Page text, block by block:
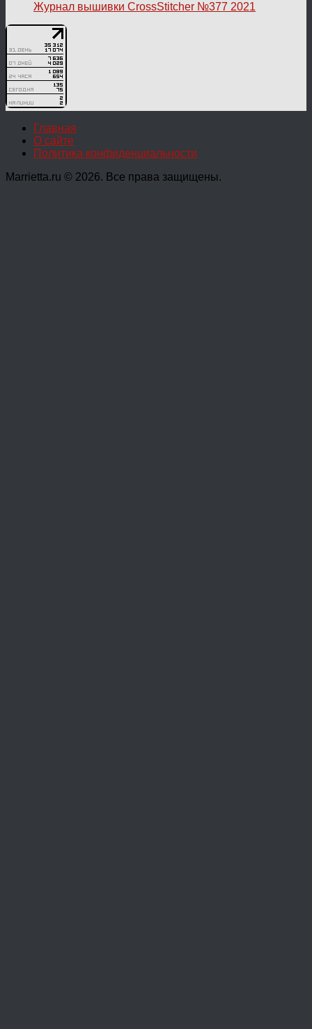
Журнал вышивки CrossStitcher №377 2021
Главная
О сайте
Политика конфиденциальности
Marrietta.ru © 2026. Все права защищены.